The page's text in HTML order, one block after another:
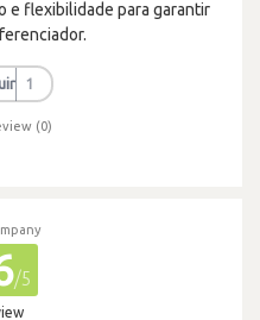
e flexibilidade para garantir
1
(0)
/5